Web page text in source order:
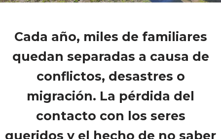
Cada año, miles de familiares
quedan separadas a causa de
conflictos, desastres o
migración. La pérdida del
contacto con los seres
queridos y el hecho de no saber